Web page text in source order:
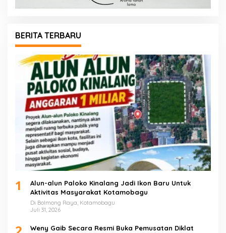
BERITA TERBARU
1
Alun-alun Paloko Kinalang Jadi Ikon Baru Untuk
Aktivitas Masyarakat Kotamobagu
Di Bolmong Raya, Kotamobagu
Juli 31, 2026
Weny Gaib Secara Resmi Buka Pemusatan Diklat